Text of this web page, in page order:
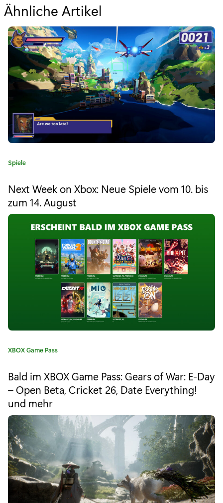
Ähnliche Artikel
ü
r
"
A
b
w
ä
s
o
m
p
a
t
i
b
l
ä
t
:
J
e
K
e
g
o
Spiele
Next Week on Xbox: Neue Spiele vom 10. bis
zum 14. August
K
t
e
g
o
e
:
XBOX Game Pass
Bald im XBOX Game Pass: Gears of War: E-Day
– Open Beta, Cricket 26, Date Everything!
und mehr